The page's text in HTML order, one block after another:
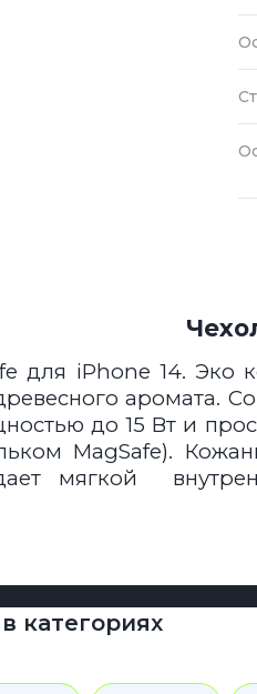
для iPhone 14. Эко
аромата.
до 15 Вт и
MagSafe).
мягкой
категориях